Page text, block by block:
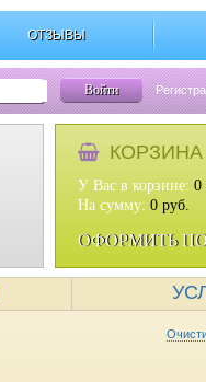
ОТЗЫВЫ
Войти
КОРЗИНА
У Вас в корзине: 0
На сумму: 0 руб.
ОФОРМИТЬ